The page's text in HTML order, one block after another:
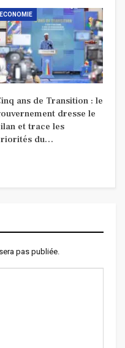
ECONOMIE
ans de Transition : le
dresse le
et trace les
du…
pas publiée.